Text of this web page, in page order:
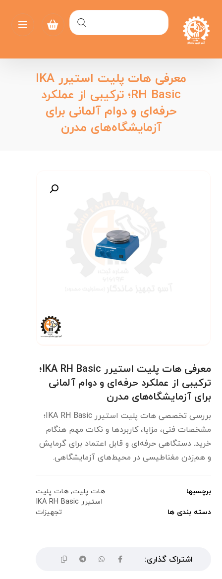
معرفی هات پلیت استیرر IKA
RH Basic؛ ترکیبی از عملکرد
حرفه‌ای و دوام آلمانی برای
آزمایشگاه‌های مدرن
معرفی هات پلیت استیرر IKA RH Basic؛
ترکیبی از عملکرد حرفه‌ای و دوام آلمانی
برای آزمایشگاه‌های مدرن
بررسی تخصصی هات پلیت استیرر IKA RH Basic؛
مشخصات فنی، مزایا، کاربردها و نکات مهم هنگام
خرید. دستگاهی حرفه‌ای و قابل اعتماد برای گرمایش
و هم‌زدن مغناطیسی در محیط‌های آزمایشگاهی.
برچسبها هات پلیت, هات پلیت
استیرر IKA RH Basic
دسته بندی ها
تجهیزات